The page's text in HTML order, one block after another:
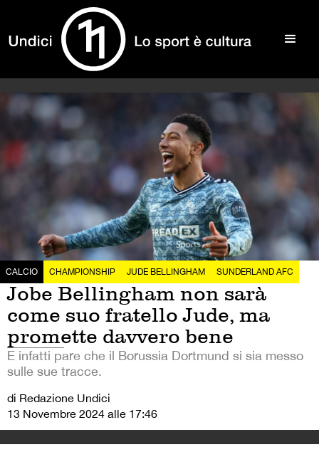
CALCIO CHAMPIONSHIP JUDE BELLINGHAM SUNDERLAND AFC
Jobe Bellingham non sarà
come suo fratello Jude, ma
promette davvero bene
E infatti pare che il Borussia Dortmund si sia messo
sulle sue tracce.
di Redazione Undici
13 Novembre 2024 alle 17:46